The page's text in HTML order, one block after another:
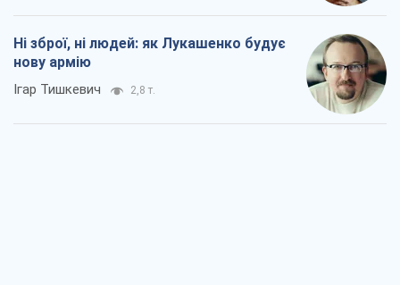
Ні зброї, ні людей: як Лукашенко будує
нову армію
Ігар Тишкевич 2,8 т.